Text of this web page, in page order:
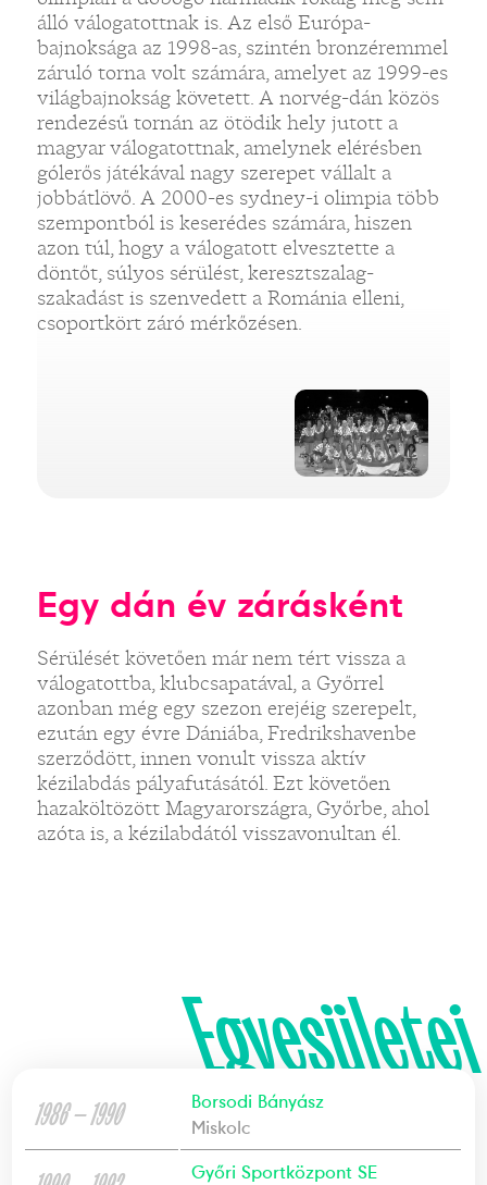
álló válogatottnak is. Az első Európa-
bajnoksága az 1998-as, szintén bronzéremmel
záruló torna volt számára, amelyet az 1999-es
világbajnokság követett. A norvég-dán közös
rendezésű tornán az ötödik hely jutott a
magyar válogatottnak, amelynek elérésben
gólerős játékával nagy szerepet vállalt a
jobbátlövő. A 2000-es sydney-i olimpia több
szempontból is keserédes számára, hiszen
azon túl, hogy a válogatott elvesztette a
döntőt, súlyos sérülést, keresztszalag-
szakadást is szenvedett a Románia elleni,
csoportkört záró mérkőzésen.
Egy dán év zárásként
Sérülését követően már nem tért vissza a
válogatottba, klubcsapatával, a Győrrel
azonban még egy szezon erejéig szerepelt,
ezután egy évre Dániába, Fredrikshavenbe
szerződött, innen vonult vissza aktív
kézilabdás pályafutásától. Ezt követően
hazaköltözött Magyarországra, Győrbe, ahol
azóta is, a kézilabdától visszavonultan él.
Egyesületei
1986 — 1990
Borsodi Bányász
Miskolc
Győri Sportközpont SE